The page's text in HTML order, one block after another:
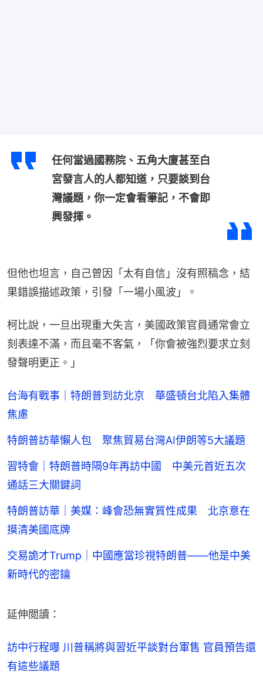
任何當過國務院、五角大廈甚至白
宮發言人的人都知道，只要談到台
灣議題，你一定會看筆記，不會即
興發揮。
但他也坦言，自己曾因「太有自信」沒有照稿念，結
果錯誤描述政策，引發「一場小風波」。
柯比說，一旦出現重大失言，美國政策官員通常會立
刻表達不滿，而且毫不客氣，「你會被強烈要求立刻
發聲明更正。」
台海有戰事｜特朗普到訪北京 華盛頓台北陷入集體
焦慮
特朗普訪華懶人包 聚焦貿易台灣AI伊朗等5大議題
習特會｜特朗普時隔9年再訪中國 中美元首近五次
通話三大關鍵詞
特朗普訪華｜美媒：峰會恐無實質性成果 北京意在
摸清美國底牌
交易詭才Trump｜中國應當珍視特朗普——他是中美
新時代的密鑰
延伸閲讀：
訪中行程曝 川普稱將與習近平談對台軍售 官員預告還
有這些議題